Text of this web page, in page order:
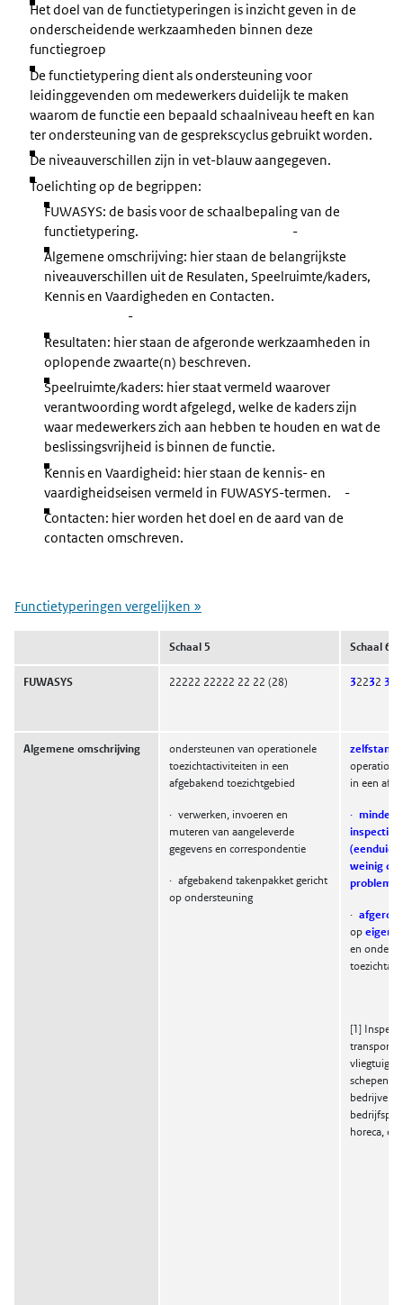
Het doel van de functietyperingen is inzicht geven in de
onderscheidende werkzaamheden binnen deze
functiegroep
De functietypering dient als ondersteuning voor
leidinggevenden om medewerkers duidelijk te maken
waarom de functie een bepaald schaalniveau heeft en kan
ter ondersteuning van de gesprekscyclus gebruikt worden.
De niveauverschillen zijn in vet-blauw aangegeven.
Toelichting op de begrippen:
FUWASYS: de basis voor de schaalbepaling van de
functietypering. -
Algemene omschrijving: hier staan de belangrijkste
niveauverschillen uit de Resulaten, Speelruimte/kaders,
Kennis en Vaardigheden en Contacten.
-
Resultaten: hier staan de afgeronde werkzaamheden in
oplopende zwaarte(n) beschreven.
Speelruimte/kaders: hier staat vermeld waarover
verantwoording wordt afgelegd, welke de kaders zijn
waar medewerkers zich aan hebben te houden en wat de
beslissingsvrijheid is binnen de functie.
Kennis en Vaardigheid: hier staan de kennis- en
vaardigheidseisen vermeld in FUWASYS-termen. -
Contacten: hier worden het doel en de aard van de
contacten omschreven.
Functietyperingen vergelijken »
Schaal 5 Schaal 6
FUWASYS 22222 22222 22 22 (28) 32232 33
Algemene omschrijving
ondersteunen van operationele
toezichtactiviteiten in een
afgebakend toezichtgebied
· verwerken, invoeren en
muteren van aangeleverde
gegevens en correspondentie
· afgebakend takenpakket gericht
op ondersteuning
in een
· minder
weinig
·
opeigen
en
[1]
schepen),
bedrijven,
horeca, etc.